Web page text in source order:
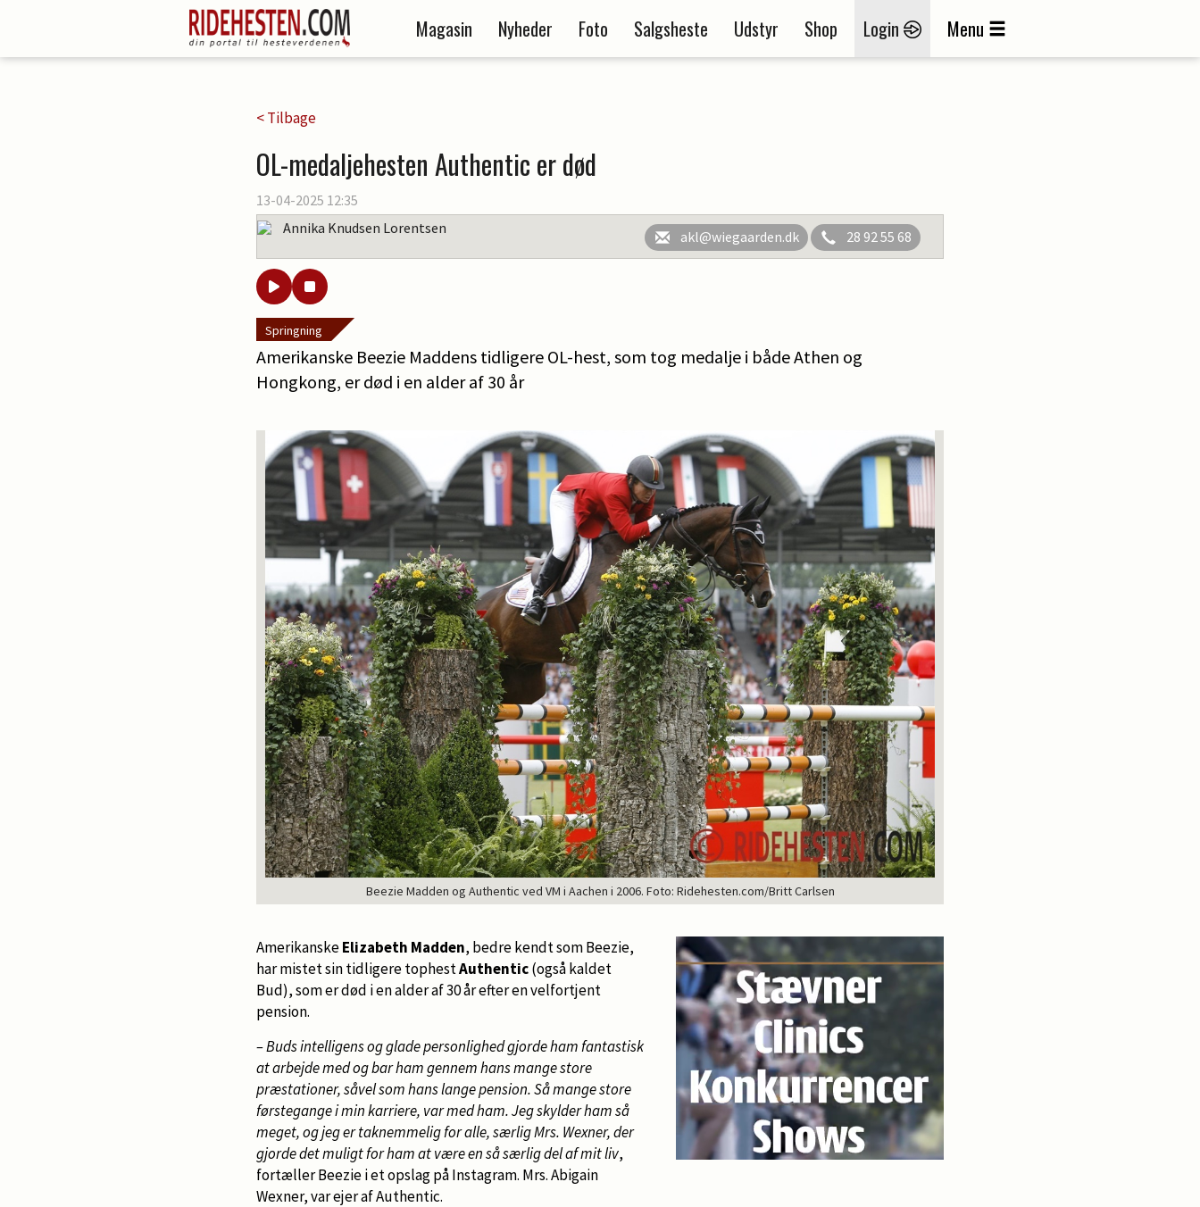
Magasin Nyheder Foto Salgsheste Udstyr Shop Login Menu
< Tilbage
OL-medaljehesten Authentic er død
13-04-2025 12:35
Annika Knudsen Lorentsen
akl@wiegaarden.dk 28 92 55 68
Springning
Amerikanske Beezie Maddens tidligere OL-hest, som tog medalje i både Athen og
Hongkong, er død i en alder af 30 år
Beezie Madden og Authentic ved VM i Aachen i 2006. Foto: Ridehesten.com/Britt Carlsen
AmerikanskeElizabeth Madden, bedre kendt som Beezie,
har mistet sin tidligere tophestAuthentic(også kaldet
Bud), som er død i en alder af 30 år efter en velfortjent
pension.
– Buds intelligens og glade personlighed gjorde ham fantastisk
at arbejde med og bar ham gennem hans mange store
præstationer, såvel som hans lange pension. Så mange store
førstegange i min karriere, var med ham. Jeg skylder ham så
meget, og jeg er taknemmelig for alle, særlig Mrs. Wexner, der
gjorde det muligt for ham at være en så særlig del af mit liv,
fortæller Beezie i et opslag på Instagram. Mrs. Abigain
Wexner, var ejer af Authentic.